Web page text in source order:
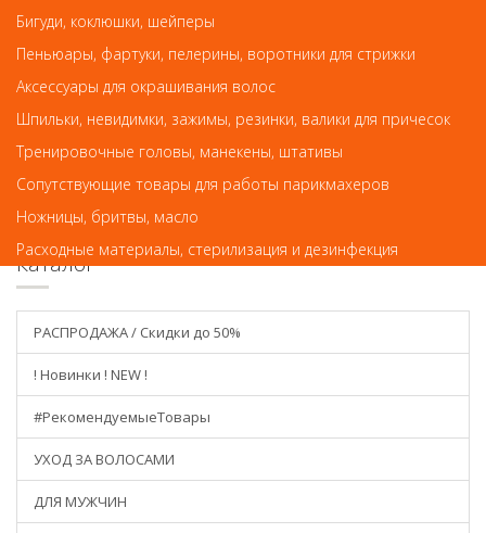
Бигуди для волос бумеранги 12х180 мм упаковка 10 штук
180руб.-
КУПИТЬ
Каталог
РАСПРОДАЖА / Скидки до 50%
! Новинки ! NEW !
#РекомендуемыеТовары
УХОД ЗА ВОЛОСАМИ
ДЛЯ МУЖЧИН
Бигуди, коклюшки, шейперы
Пеньюары, фартуки, пелерины, воротники для стрижки
Аксессуары для окрашивания волос
Шпильки, невидимки, зажимы, резинки, валики для причесок
Тренировочные головы, манекены, штативы
Сопутствующие товары для работы парикмахеров
Ножницы, бритвы, масло
Расходные материалы, стерилизация и дезинфекция